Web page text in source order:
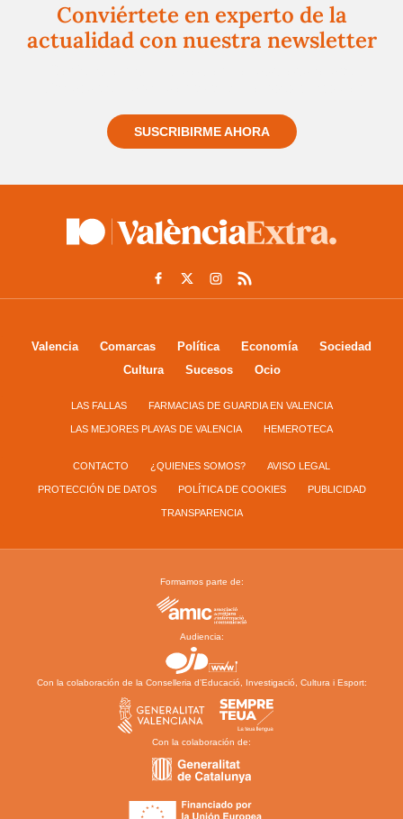
Conviértete en experto de la
actualidad con nuestra newsletter
SUSCRIBIRME AHORA
Valencia Comarcas Política Economía
Sociedad
Cultura
Sucesos Ocio
LAS FALLAS FARMACIAS DE GUARDIA EN VALENCIA
LAS MEJORES PLAYAS DE VALENCIA HEMEROTECA
CONTACTO ¿QUIENES SOMOS? AVISO LEGAL
PROTECCIÓN DE DATOS POLÍTICA DE COOKIES PUBLICIDAD
TRANSPARENCIA
Formamos parte de:
Audiencia:
Con la colaboración de la Conselleria d’Educació, Investigació, Cultura i Esport:
Con la colaboración de: